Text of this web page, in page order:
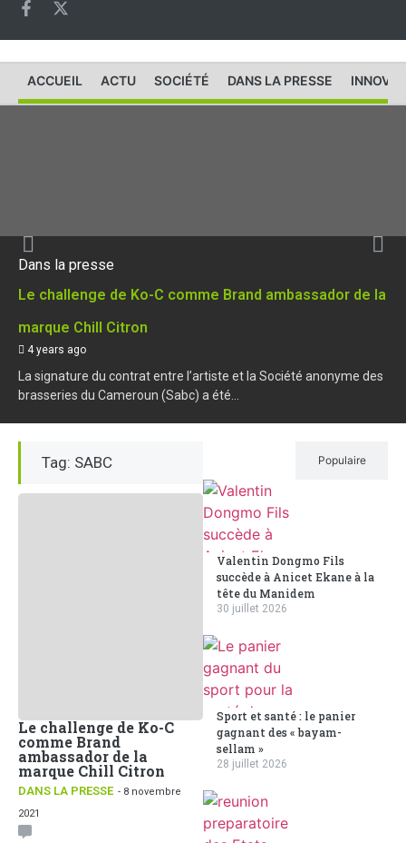
ACCUEIL ACTU SOCIÉTÉ DANS LA PRESSE
Dans la presse
Le challenge de Ko-C comme Brand ambassador de la
marque Chill Citron
4 years ago
La signature du contrat entre l’artiste et la Société anonyme des
brasseries du Cameroun (Sabc) a été...
Tag: SABC
Le challenge de Ko-C
comme Brand
ambassador de la
marque Chill Citron
DANS LA PRESSE - 8 novembre
2021
Populaire
Valentin Dongmo Fils
succède à Anicet Ekane à la
tête du Manidem
30 juillet 2026
Sport et santé : le panier
gagnant des « bayam-
sellam »
28 juillet 2026